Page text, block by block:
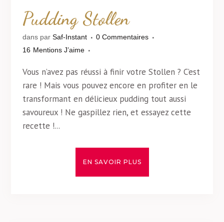
Pudding Stollen
dans parSaf-Instant
0 Commentaires
16 Mentions J’aime
Vous n’avez pas réussi à finir votre Stollen ? C’est
rare ! Mais vous pouvez encore en profiter en le
transformant en délicieux pudding tout aussi
savoureux ! Ne gaspillez rien, et essayez cette
recette !...
EN SAVOIR PLUS